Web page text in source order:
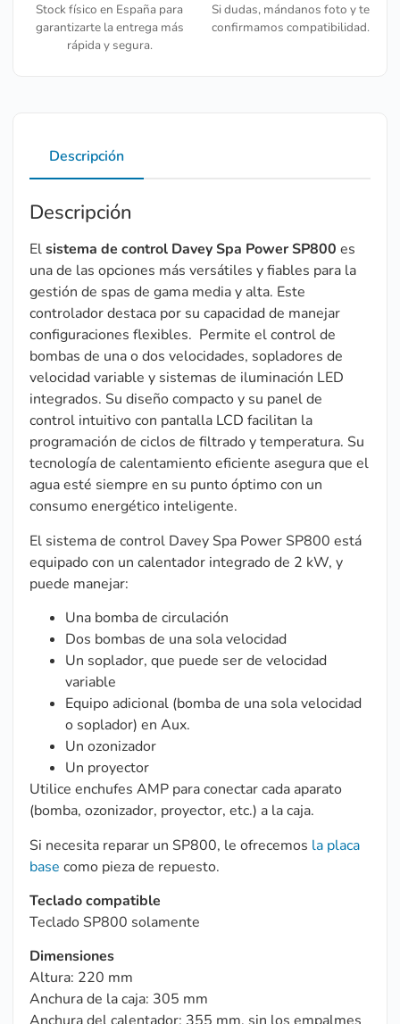
Stock físico en España para
garantizarte la entrega más
rápida y segura.
Si dudas, mándanos foto y te
confirmamos compatibilidad.
Descripción
Descripción
Elsistema de control Davey Spa Power SP800 es
una de las opciones más versátiles y fiables para la
gestión de spas de gama media y alta. Este
controlador destaca por su capacidad de manejar
configuraciones flexibles. Permite el control de
bombas de una o dos velocidades, sopladores de
velocidad variable y sistemas de iluminación LED
integrados. Su diseño compacto y su panel de
control intuitivo con pantalla LCD facilitan la
programación de ciclos de filtrado y temperatura. Su
tecnología de calentamiento eficiente asegura que el
agua esté siempre en su punto óptimo con un
consumo energético inteligente.
El sistema de control Davey Spa Power SP800 está
equipado con un calentador integrado de 2 kW, y
puede manejar:
Una bomba de circulación
Dos bombas de una sola velocidad
Un soplador, que puede ser de velocidad
variable
Equipo adicional (bomba de una sola velocidad
o soplador) en Aux.
Un ozonizador
Un proyector
Utilice enchufes AMP para conectar cada aparato
(bomba, ozonizador, proyector, etc.) a la caja.
Si necesita reparar un SP800, le ofrecemos la placa
base como pieza de repuesto.
Teclado compatible
Teclado SP800 solamente
Dimensiones
Altura: 220 mm
Anchura de la caja: 305 mm